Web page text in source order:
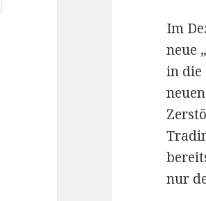
Im
neue
in die
nur